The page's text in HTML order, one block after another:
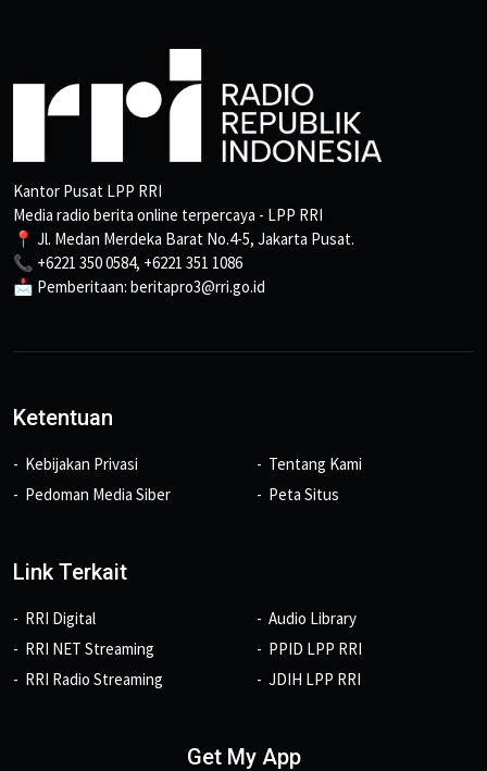
Kantor Pusat LPP RRI
Media radio berita online terpercaya - LPP RRI
📍 Jl. Medan Merdeka Barat No.4-5, Jakarta Pusat.
📞 +6221 350 0584, +6221 351 1086
📩 Pemberitaan: beritapro3@rri.go.id
Ketentuan
Kebijakan Privasi
Pedoman Media Siber
Tentang Kami
Peta Situs
Link Terkait
RRI Digital
RRI NET Streaming
RRI Radio Streaming
Audio Library
PPID LPP RRI
JDIH LPP RRI
Get My App